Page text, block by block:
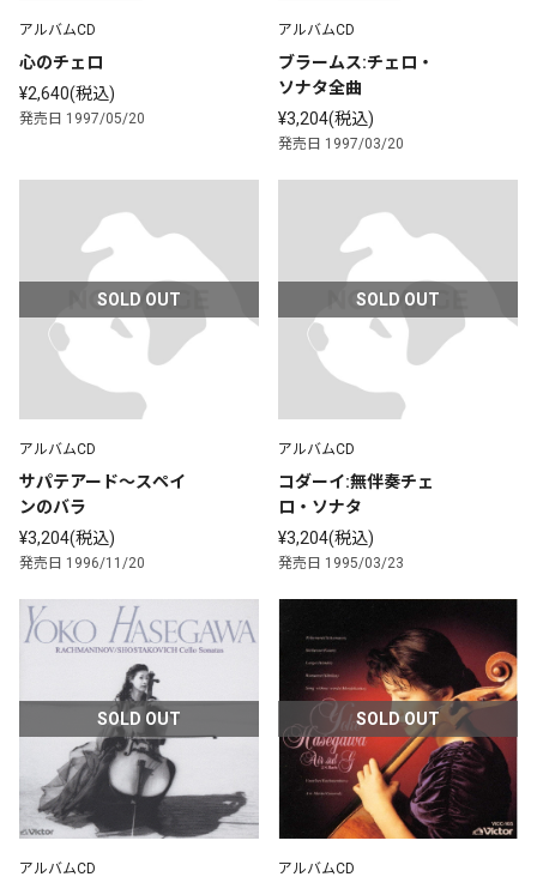
アルバムCD
心のチェロ
¥2,640(税込)
発売日 1997/05/20
アルバムCD
ブラームス:チェロ・
ソナタ全曲
¥3,204(税込)
発売日 1997/03/20
SOLD OUT
アルバムCD
サパテアード～スペイ
ンのバラ
¥3,204(税込)
発売日 1996/11/20
SOLD OUT
アルバムCD
コダーイ:無伴奏チェ
ロ・ソナタ
¥3,204(税込)
発売日 1995/03/23
SOLD OUT
アルバムCD
SOLD OUT
アルバムCD